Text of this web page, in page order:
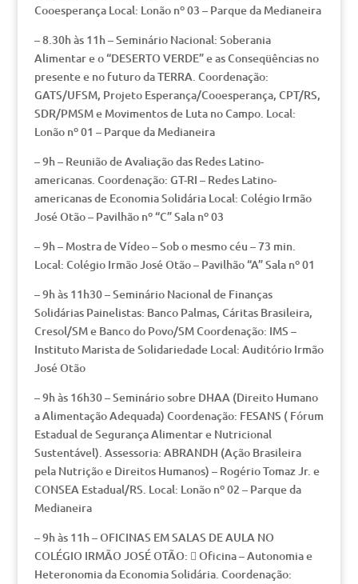
Cooesperança Local: Lonão nº 03 – Parque da Medianeira
– 8.30h às 11h – Seminário Nacional: Soberania
Alimentar e o “DESERTO VERDE” e as Conseqüências no
presente e no futuro da TERRA. Coordenação:
GATS/UFSM, Projeto Esperança/Cooesperança, CPT/RS,
SDR/PMSM e Movimentos de Luta no Campo. Local:
Lonão nº 01 – Parque da Medianeira
– 9h – Reunião de Avaliação das Redes Latino-
americanas. Coordenação: GT-RI – Redes Latino-
americanas de Economia Solidária Local: Colégio Irmão
José Otão – Pavilhão nº “C” Sala nº 03
– 9h – Mostra de Vídeo – Sob o mesmo céu – 73 min.
Local: Colégio Irmão José Otão – Pavilhão “A” Sala nº 01
– 9h às 11h30 – Seminário Nacional de Finanças
Solidárias Painelistas: Banco Palmas, Cáritas Brasileira,
Cresol/SM e Banco do Povo/SM Coordenação: IMS –
Instituto Marista de Solidariedade Local: Auditório Irmão
José Otão
– 9h às 16h30 – Seminário sobre DHAA (Direito Humano
a Alimentação Adequada) Coordenação: FESANS ( Fórum
Estadual de Segurança Alimentar e Nutricional
Sustentável). Assessoria: ABRANDH (Ação Brasileira
pela Nutrição e Direitos Humanos) – Rogério Tomaz Jr. e
CONSEA Estadual/RS. Local: Lonão nº 02 – Parque da
Medianeira
– 9h às 11h – OFICINAS EM SALAS DE AULA NO
COLÉGIO IRMÃO JOSÉ OTÃO:  Oficina – Autonomia e
Heteronomia da Economia Solidária. Coordenação: